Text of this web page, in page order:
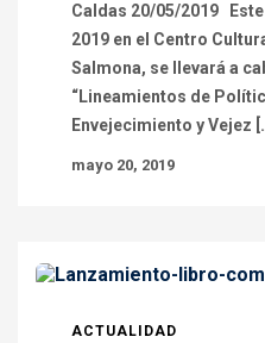
Caldas 20/05/2019
2019 en el Centro
Salmona, se llevará a
“Lineamientos de
Envejecimiento y Vejez
mayo 20, 2019
ACTUALIDAD